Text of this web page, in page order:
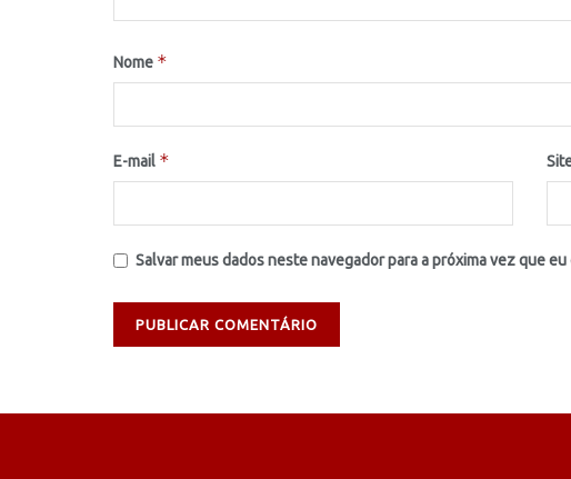
Nome *
E-mail *
Salvar meus dados neste navegador para a próxima vez que eu